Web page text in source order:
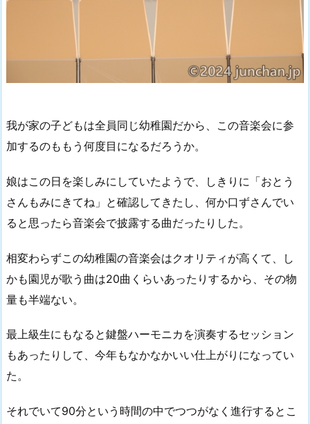
我が家の子どもは全員同じ幼稚園だから、この音楽会に参
加するのももう何度目になるだろうか。
娘はこの日を楽しみにしていたようで、しきりに「おとう
さんもみにきてね」と確認してきたし、何か口ずさんでい
ると思ったら音楽会で披露する曲だったりした。
相変わらずこの幼稚園の音楽会はクオリティが高くて、し
かも園児が歌う曲は20曲くらいあったりするから、その物
量も半端ない。
最上級生にもなると鍵盤ハーモニカを演奏するセッション
もあったりして、今年もなかなかいい仕上がりになってい
た。
それでいて90分という時間の中でつつがなく進行するとこ